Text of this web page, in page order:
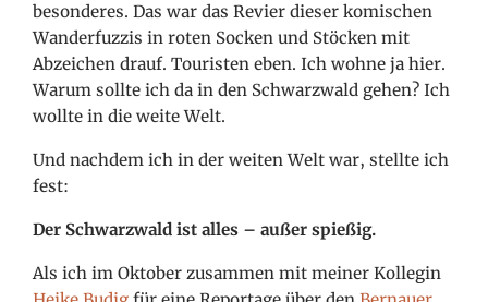
besonderes. Das war das Revier dieser komischen
Wanderfuzzis in roten Socken und Stöcken mit
Abzeichen drauf. Touristen eben. Ich wohne ja hier.
Warum sollte ich da in den Schwarzwald gehen? Ich
wollte in die weite Welt.
Und nachdem ich in der weiten Welt war, stellte ich
fest:
Der Schwarzwald ist alles – außer spießig.
Als ich im Oktober zusammen mit meiner Kollegin